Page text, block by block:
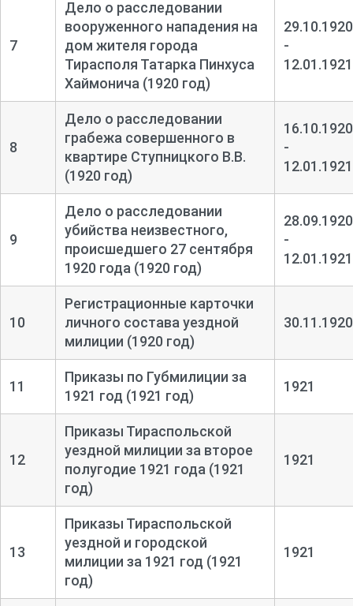
7
Дело о расследовании
вооруженного нападения на
дом жителя города
Тирасполя Татарка Пинхуса
Хаймонича (1920 год)
29.10.1920
-
12.01.1921
8
Дело о расследовании
грабежа совершенного в
квартире Ступницкого В.В.
(1920 год)
16.10.1920
-
12.01.1921
9
Дело о расследовании
убийства неизвестного,
происшедшего 27 сентября
1920 года (1920 год)
28.09.1920
-
12.01.1921
10
Регистрационные карточки
личного состава уездной
милиции (1920 год)
30.11.1920
11
Приказы по Губмилиции за
1921 год (1921 год)
1921
12
Приказы Тираспольской
уездной милиции за второе
полугодие 1921 года (1921
год)
1921
13
Приказы Тираспольской
уездной и городской
милиции за 1921 год (1921
год)
1921